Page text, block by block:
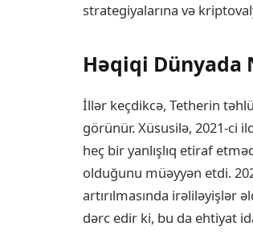
strategiyalarına və
Həqiqi
İllər keçdikcə, Tetherin
görünür. Xüsusilə, 2021-ci
heç bir yanlışlıq etiraf
olduğunu müəyyən etdi.
artırılmasında irəliləyişlər
dərc edir ki, bu da ehtiyat